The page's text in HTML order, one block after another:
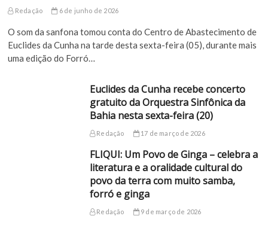
Redação 6 de junho de 2026
O som da sanfona tomou conta do Centro de Abastecimento de
Euclides da Cunha na tarde desta sexta-feira (05), durante mais
uma edição do Forró…
Euclides da Cunha recebe concerto
gratuito da Orquestra Sinfônica da
Bahia nesta sexta-feira (20)
Redação 17 de março de 2026
FLIQUI: Um Povo de Ginga – celebra a
literatura e a oralidade cultural do
povo da terra com muito samba,
forró e ginga
Redação 9 de março de 2026